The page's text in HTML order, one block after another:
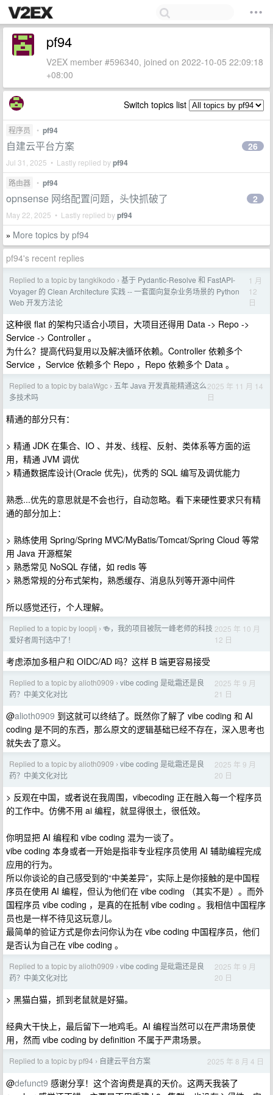
pf94
V2EX member #596340, joined on 2022-10-05 22:09:18
+08:00
Switch topics list
程序员 • pf94
自建云平台方案
Jul 31, 2025 • Lastly replied bypf94
26
路由器 • pf94
opnsense 网络配置问题，头快抓破了
May 22, 2025 • Lastly replied bypf94
2
» More topics by pf94
pf94's recent replies
Replied to a topic by tangkikodo › 基于 Pydantic-Resolve 和 FastAPI-
Voyager 的 Clean Architecture 实践 -- 一套面向复杂业务场景的 Python
Web 开发方法论
1 月
12
日
这种很 flat 的架构只适合小项目，大项目还得用 Data -> Repo ->
Service -> Controller 。
为什么？提高代码复用以及解决循环依赖。Controller 依赖多个
Service ，Service 依赖多个 Repo ，Repo 依赖多个 Data 。
Replied to a topic by balaWgc › 五年 Java 开发真能精通这么
多技术吗
2025 年 11 月 14
日
精通的部分只有：
> 精通 JDK 在集合、IO 、并发、线程、反射、类体系等方面的运
用，精通 JVM 调优
> 精通数据库设计(Oracle 优先)，优秀的 SQL 编写及调优能力
熟悉...优先的意思就是不会也行，自动忽略。看下来硬性要求只有精
通的部分加上：
> 熟练使用 Spring/Spring MVC/MyBatis/Tomcat/Spring Cloud 等常
用 Java 开源框架
> 熟悉常见 NoSQL 存储，如 redis 等
> 熟悉常规的分布式架构，熟悉缓存、消息队列等开源中间件
所以感觉还行，个人理解。
Replied to a topic by looplj › 🍻，我的项目被阮一峰老师的科技
爱好者周刊选中了！
2025 年 10 月
12 日
考虑添加多租户和 OIDC/AD 吗？这样 B 端更容易接受
Replied to a topic by alioth0909 › vibe coding 是砒霜还是良
药？中美文化对比
2025 年 9 月
21 日
@alioth0909 到这就可以终结了。既然你了解了 vibe coding 和 AI
coding 是不同的东西，那么原文的逻辑基础已经不存在，深入思考也
就失去了意义。
Replied to a topic by alioth0909 › vibe coding 是砒霜还是良
药？中美文化对比
2025 年 9 月
20 日
> 反观在中国，或者说在我周围，vibecoding 正在融入每一个程序员
的工作中。仿佛不用 ai 编程，就显得很土，很低效。
你明显把 AI 编程和 vibe coding 混为一谈了。
vibe coding 本身或者一开始是指非专业程序员使用 AI 辅助编程完成
应用的行为。
所以你谈论的自己感受到的“中美差异”，实际上是你接触的是中国程
序员在使用 AI 编程，但认为他们在 vibe coding （其实不是）。而外
国程序员 vibe coding ，是真的在抵制 vibe coding 。我相信中国程序
员也是一样不待见这玩意儿。
最简单的验证方式是你去问你认为在 vibe coding 中国程序员，他们
是否认为自己在 vibe coding 。
Replied to a topic by alioth0909 › vibe coding 是砒霜还是良
药？中美文化对比
2025 年 9 月
20 日
> 黑猫白猫，抓到老鼠就是好猫。
经典大干快上，最后留下一地鸡毛。AI 编程当然可以在严肃场景使
用，然而 vibe coding by definition 不属于严肃场景。
Replied to a topic by pf94 › 自建云平台方案 2025 年 8 月 4 日
@defunct9 感谢分享！这个咨询费是真的天价。这两天我装了